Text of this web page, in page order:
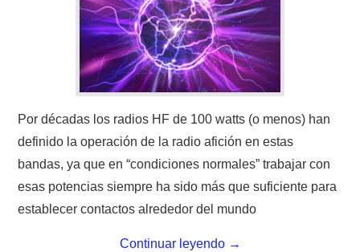
IMÁGENES CRECJ
LA PULGA MERCANTE
LITERATURA DE LA RADIO
MODOS DIGITALES
MORSE CW APRENDE Y MAS
Por décadas los radios HF de 100 watts (o menos) han
definido la operación de la radio afición en estas
bandas, ya que en “condiciones normales” trabajar con
esas potencias siempre ha sido más que suficiente para
establecer contactos alrededor del mundo
Continuar leyendo →